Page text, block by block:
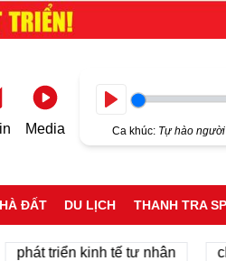
Media Ca khúc: Tự hào
ĐẤT DU LỊCH THANH TRA
triển kinh tế tư nhân chính